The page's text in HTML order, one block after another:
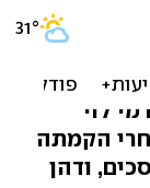
לוי
הקמתה
ודהן